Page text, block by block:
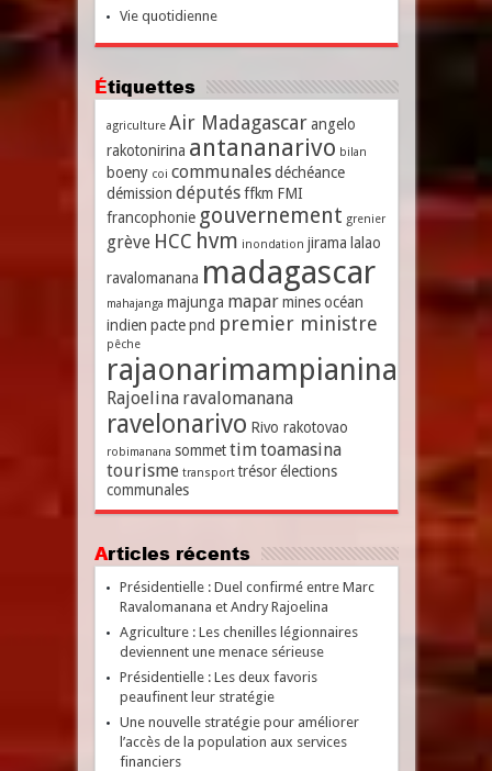
Vie quotidienne
Étiquettes
agriculture Air Madagascar angelo
rakotonirina antananarivo bilan
boeny coi communales déchéance
démission députés ffkm FMI
francophonie gouvernement grenier
grève HCC hvm inondation jirama lalao
ravalomanana madagascar
mahajanga majunga mapar mines océan
indien pacte pnd premier ministre
pêche
rajaonarimampianina
Rajoelina ravalomanana
ravelonarivo Rivo rakotovao
robimanana sommet timtoamasina
tourisme transport trésor élections
communales
Articles récents
Présidentielle : Duel confirmé entre Marc
Ravalomanana et Andry Rajoelina
Agriculture : Les chenilles légionnaires
deviennent une menace sérieuse
Présidentielle : Les deux favoris
peaufinent leur stratégie
Une nouvelle stratégie pour améliorer
l’accès de la population aux services
financiers